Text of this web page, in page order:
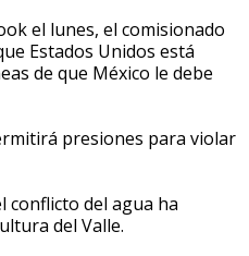
el lunes, el comisionado
Estados Unidos está
de que México le debe
presiones para violar
conflicto del agua ha
del Valle.